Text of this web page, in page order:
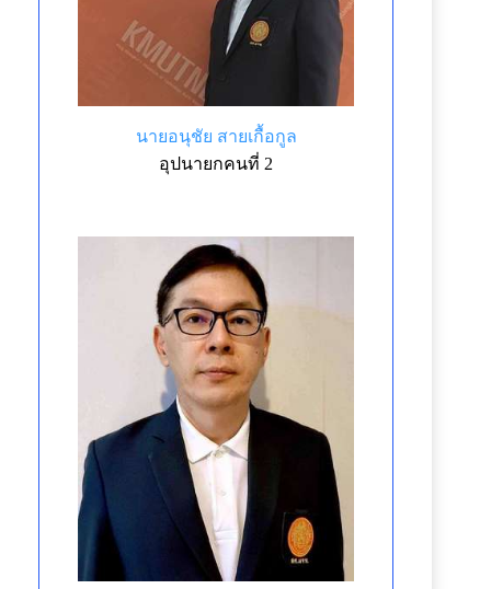
นายอนุชัย สายเกื้อกูล
อุปนายกคนที่ 2